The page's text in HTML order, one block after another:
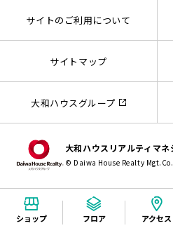
ショップ フロア アクセス
サイトのご利用について
サイトマップ
大和ハウスグループ
大和ハウスリアルティマ
© Daiwa House Realty